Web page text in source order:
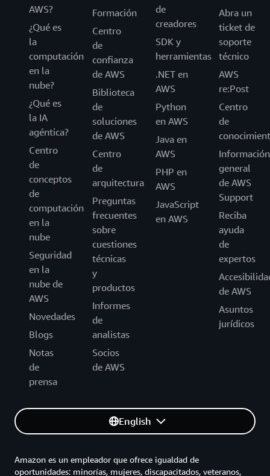
AWS?
¿Qué es
la
computación
en la
nube?
¿Qué es
la IA
agéntica?
Centro
de
conceptos
de
computación
en la
nube
Seguridad
en la
nube de
AWS
Novedades
Blogs
Notas
de
prensa
Formación
Centro
de
confianza
de AWS
Biblioteca
de
soluciones
de AWS
Centro
de
arquitectura
Preguntas
frecuentes
sobre
cuestiones
técnicas
y
productos
Informes
de
analistas
Socios
de AWS
de
creadores
SDK y
herramientas
.NET en
AWS
Python
en AWS
Java en
AWS
PHP en
AWS
JavaScript
en AWS
Abra un
ticket de
soporte
técnico
AWS
re:Post
Centro
de
Información
general
de AWS
Support
Reciba
ayuda
de
expertos
de AWS
Asuntos
jurídicos
English
Amazon es un empleador que ofrece igualdad de
oportunidades: minorías, mujeres, discapacitados, veteranos,